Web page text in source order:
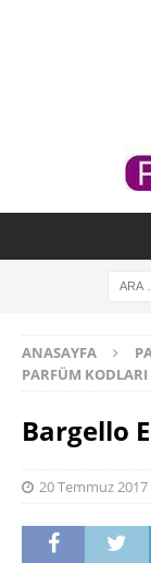
ANASAYFA
PARFÜM KODLARI
Bargello
20 Temmuz 2017